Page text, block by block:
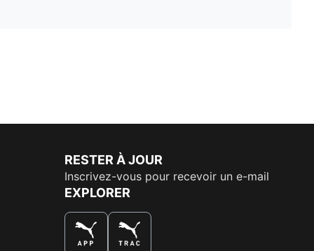
RESTER À JOUR
Inscrivez-vous pour recevoir un e-mail
EXPLORER